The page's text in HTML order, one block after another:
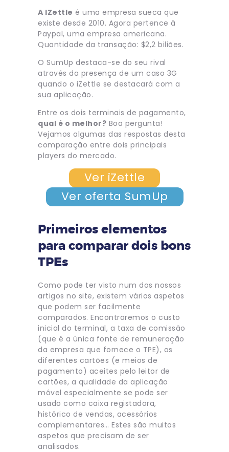
A IZettle é uma empresa sueca que
existe desde 2010. Agora pertence à
Paypal, uma empresa americana.
Quantidade da transação: $2,2 biliões.
O SumUp destaca-se do seu rival
através da presença de um caso 3G
quando o iZettle se destacará com a
sua aplicação.
Entre os dois terminais de pagamento,
qual é o melhor? Boa pergunta!
Vejamos algumas das respostas desta
comparação entre dois principais
players do mercado.
Ver iZettle
Ver oferta SumUp
Primeiros elementos
para comparar dois bons
TPEs
Como pode ter visto num dos nossos
artigos no site, existem vários aspetos
que podem ser facilmente
comparados. Encontraremos o custo
inicial do terminal, a taxa de comissão
(que é a única fonte de remuneração
da empresa que fornece o TPE), os
diferentes cartões (e meios de
pagamento) aceites pelo leitor de
cartões, a qualidade da aplicação
móvel especialmente se pode ser
usado como caixa registadora,
histórico de vendas, acessórios
complementares… Estes são muitos
aspetos que precisam de ser
analisados.